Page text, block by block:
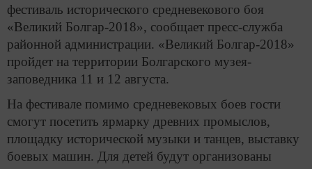
фестиваль исторического средневекового боя
«Великий Болгар-2018», сообщает пресс-служба
районной администрации. «Великий Болгар-2018»
пройдет на территории Болгарского музея-
заповедника 11 и 12 августа.
На фестивале помимо средневековых боев гости
смогут посетить ярмарку древних промыслов,
площадку исторической музыки и танцев, выставку
боевых машин. Для детей будут организованы